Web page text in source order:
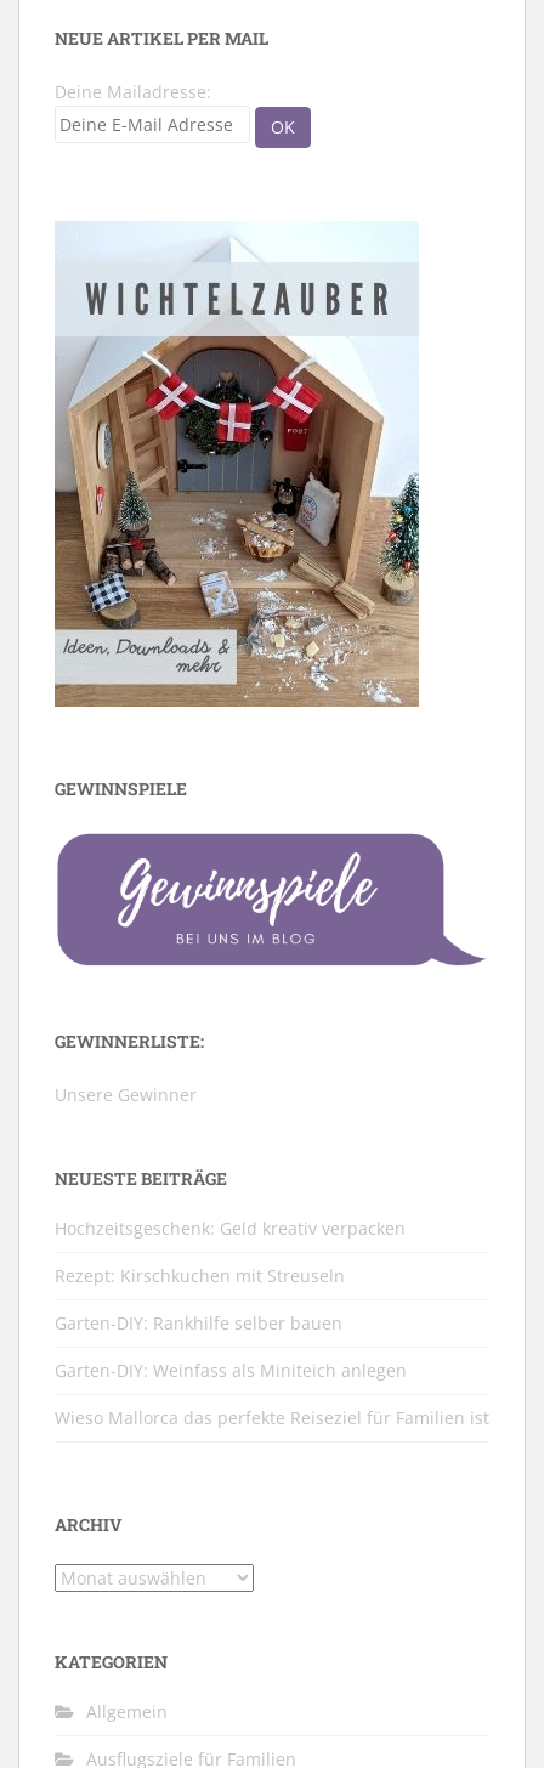
NEUE ARTIKEL PER MAIL
Deine Mailadresse:
GEWINNSPIELE
GEWINNERLISTE:
Unsere Gewinner
NEUESTE BEITRÄGE
Hochzeitsgeschenk: Geld kreativ verpacken
Rezept: Kirschkuchen mit Streuseln
Garten-DIY: Rankhilfe selber bauen
Garten-DIY: Weinfass als Miniteich anlegen
Wieso Mallorca das perfekte Reiseziel für Familien ist
ARCHIV
Archiv
KATEGORIEN
Allgemein
Ausflugsziele für Familien